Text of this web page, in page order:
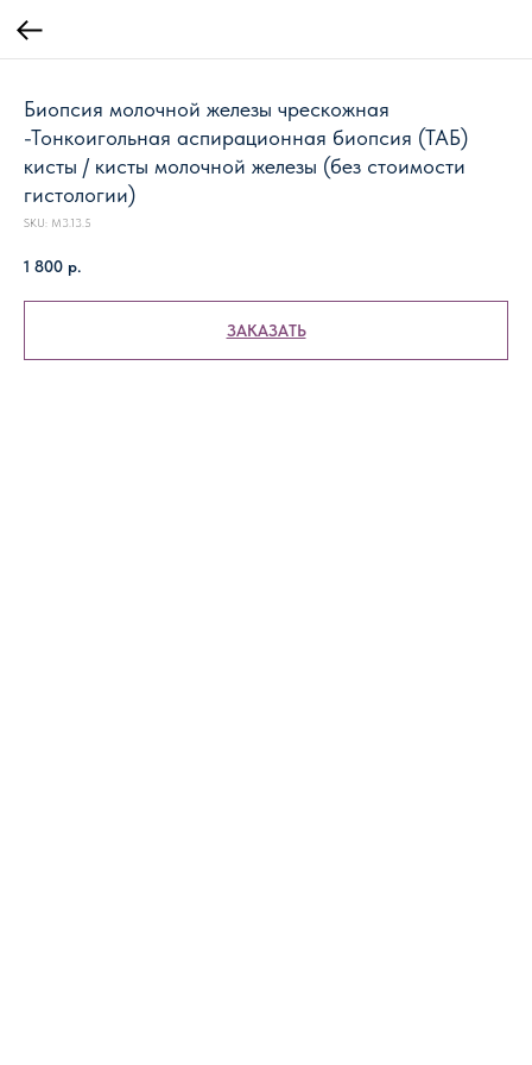
Биопсия молочной железы чрескожная
-Тонкоигольная аспирационная биопсия (ТАБ)
кисты / кисты молочной железы (без стоимости
гистологии)
SKU: М3.13.5
1 800 р.
ЗАКАЗАТЬ